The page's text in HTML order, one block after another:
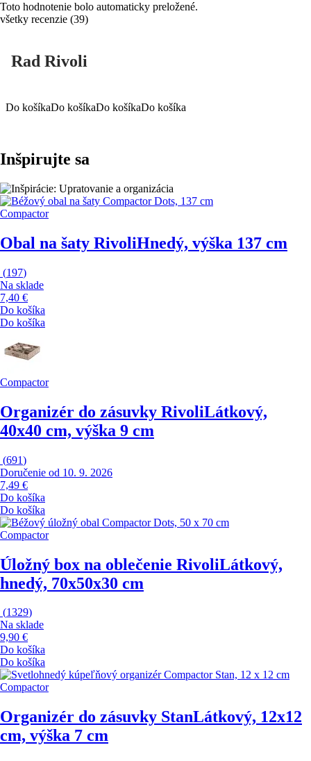
Toto hodnotenie bolo automaticky preložené.
všetky recenzie (39)
Rad Rivoli
Do košíkaDo košíkaDo košíkaDo košíka
Inšpirujte sa
Compactor
Obal na šaty RivoliHnedý, výška 137 cm
(197)
Na sklade
7,40 €
Do košíka
Do košíka
Compactor
Organizér do zásuvky RivoliLátkový,
40x40 cm, výška 9 cm
(691)
Doručenie od 10. 9. 2026
7,49 €
Do košíka
Do košíka
Compactor
Úložný box na oblečenie RivoliLátkový,
hnedý, 70x50x30 cm
(1329)
Na sklade
9,90 €
Do košíka
Do košíka
Compactor
Organizér do zásuvky StanLátkový, 12x12
cm, výška 7 cm